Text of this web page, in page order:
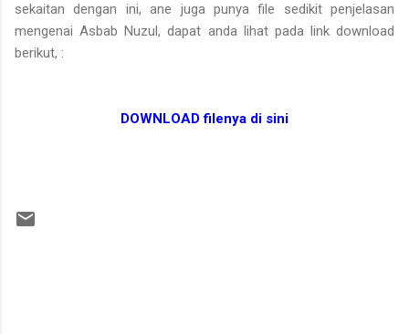
sekaitan dengan ini, ane juga punya file sedikit penjelasan
mengenai Asbab Nuzul, dapat anda lihat pada link download
berikut, :
DOWNLOAD filenya di sini